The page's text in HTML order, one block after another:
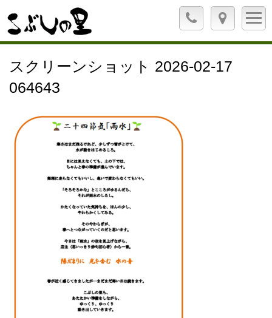
スクリーンショット 2026-02-17
064643